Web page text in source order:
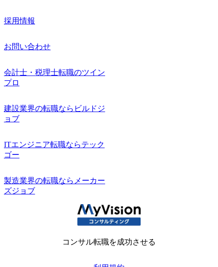
採用情報
お問い合わせ
会計士・税理士転職のツイン
プロ
建設業界の転職ならビルドジ
ョブ
ITエンジニア転職ならテック
ゴー
製造業界の転職ならメーカー
ズジョブ
コンサル転職を成功させる